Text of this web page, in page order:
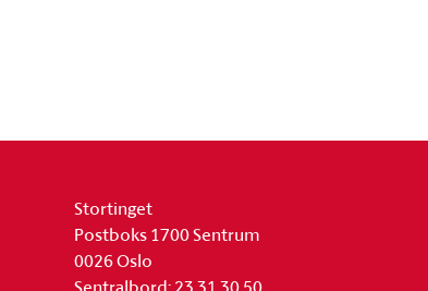
Stortinget
Postboks 1700 Sentrum
0026 Oslo